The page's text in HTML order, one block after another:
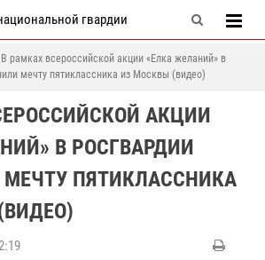
гвардии
В рамках всероссийской акции «Елка желаний» в
мечту пятиклассника из Москвы (видео)
АКЦИИ
В РОСГВАРДИИ
ПЯТИКЛАССНИКА